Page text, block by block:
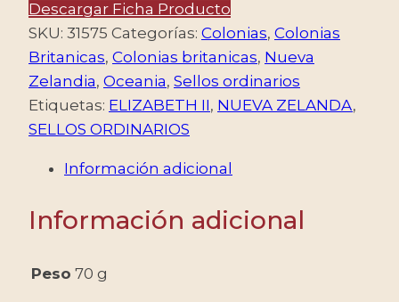
ZELANDA/SELLOS
1956-
1959
-
SELLOS
ORDINARIOS
ELIZABETH
352/355A
Descargar Ficha Producto
SKU: 31575 Categorías: Colonias, Colonias
Britanicas, Colonias britanicas, Nueva
Zelandia, Oceania, Sellos ordinarios
Etiquetas: ELIZABETH II, NUEVA ZELANDA,
SELLOS ORDINARIOS
Información adicional
Información adicional
Peso 70 g